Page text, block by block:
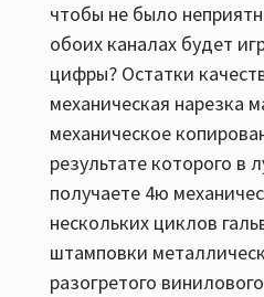
чтобы не было
обоих каналах будет
цифры? Остатки
механическая нарезка
механическое
результате которого в
получаете 4ю
нескольких циклов
штамповки
разогретого